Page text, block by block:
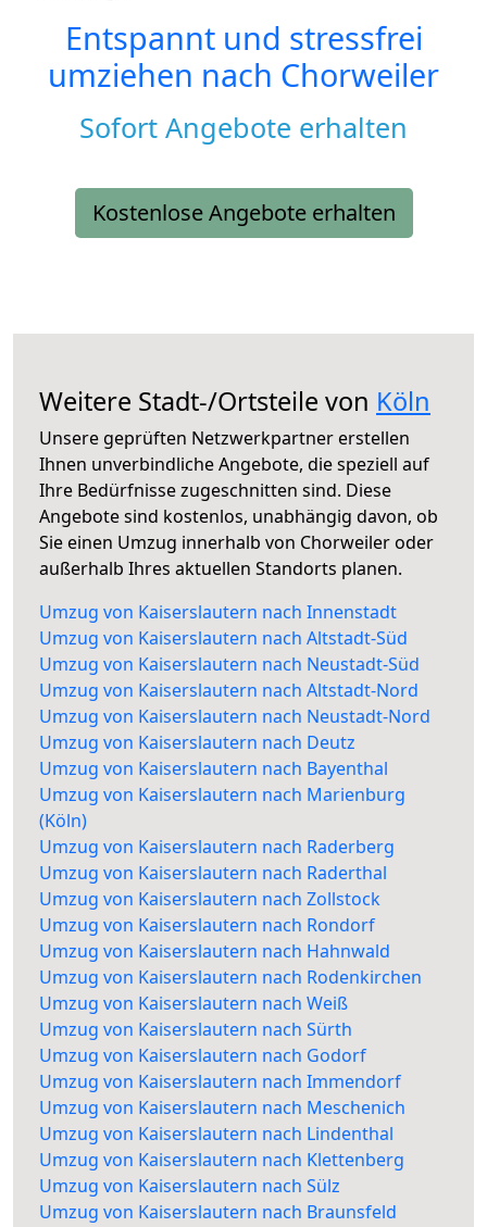
Entspannt und stressfrei
umziehen nach Chorweiler
Sofort Angebote erhalten
Kostenlose Angebote erhalten
Weitere Stadt-/Ortsteile von Köln
Unsere geprüften Netzwerkpartner erstellen
Ihnen unverbindliche Angebote, die speziell auf
Ihre Bedürfnisse zugeschnitten sind. Diese
Angebote sind kostenlos, unabhängig davon, ob
Sie einen Umzug innerhalb von Chorweiler oder
außerhalb Ihres aktuellen Standorts planen.
Umzug von Kaiserslautern nach Innenstadt
Umzug von Kaiserslautern nach Altstadt-Süd
Umzug von Kaiserslautern nach Neustadt-Süd
Umzug von Kaiserslautern nach Altstadt-Nord
Umzug von Kaiserslautern nach Neustadt-Nord
Umzug von Kaiserslautern nach Deutz
Umzug von Kaiserslautern nach Bayenthal
Umzug von Kaiserslautern nach Marienburg
(Köln)
Umzug von Kaiserslautern nach Raderberg
Umzug von Kaiserslautern nach Raderthal
Umzug von Kaiserslautern nach Zollstock
Umzug von Kaiserslautern nach Rondorf
Umzug von Kaiserslautern nach Hahnwald
Umzug von Kaiserslautern nach Rodenkirchen
Umzug von Kaiserslautern nach Weiß
Umzug von Kaiserslautern nach Sürth
Umzug von Kaiserslautern nach Godorf
Umzug von Kaiserslautern nach Immendorf
Umzug von Kaiserslautern nach Meschenich
Umzug von Kaiserslautern nach Lindenthal
Umzug von Kaiserslautern nach Klettenberg
Umzug von Kaiserslautern nach Sülz
Umzug von Kaiserslautern nach Braunsfeld